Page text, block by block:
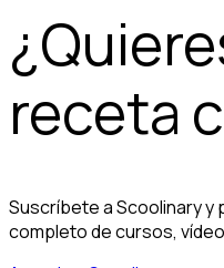
receta
Suscríbete a Scoolinary
completo de cursos,